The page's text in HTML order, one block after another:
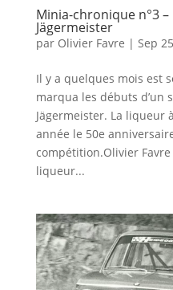
Minia-chronique n°3
Jägermeister
par Olivier Favre | Sep
Il y a quelques mois est
marqua les débuts d’un
Jägermeister. La liqueur
année le 50e
compétition.Olivier
liqueur...